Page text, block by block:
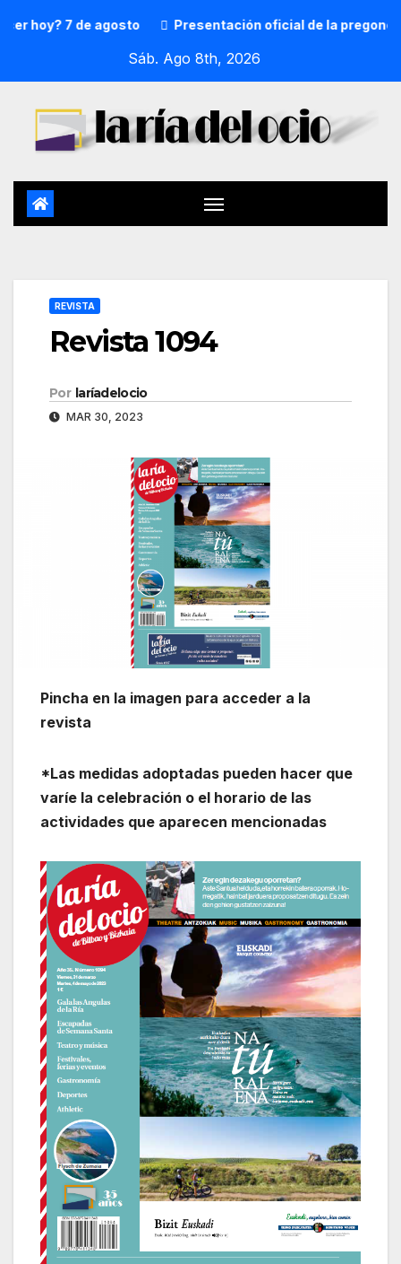
7 de agosto Presentación oficial de la pregonera y
Sáb. Ago 8th, 2026
REVISTA
Revista 1094
Por laríadelocio
MAR 30, 2023
Pincha en la imagen para acceder a la
revista
*Las medidas adoptadas pueden hacer que
varíe la celebración o el horario de las
actividades que aparecen mencionadas